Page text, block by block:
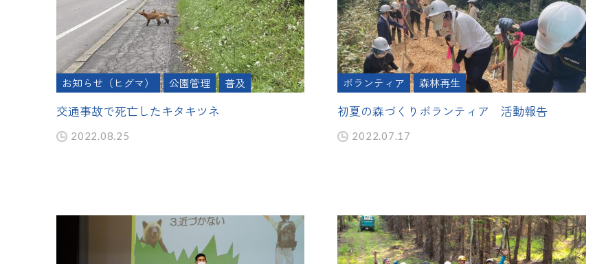
お知らせ（ヒグマ） 公園管理 普及
交通事故で死亡したキタキツネ
2022.08.25
ボランティア 森林再生
初夏の森づくりボランティア 活動報告
2022.07.17